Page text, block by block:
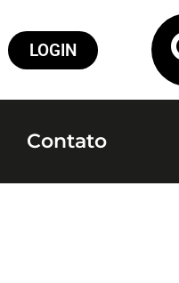
LOGIN
Contato